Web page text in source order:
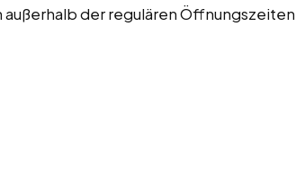
der regulären Öffnungszeiten